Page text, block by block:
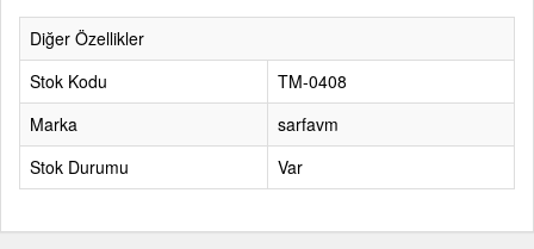
Diğer Özellikler
Stok Kodu
TM-0408
Marka
sarfavm
Stok Durumu
Var